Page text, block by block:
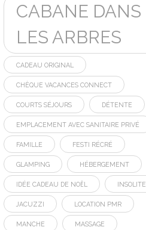
CABANE DANS
LES ARBRES
CADEAU ORIGINAL
CHÈQUE VACANCES CONNECT
COURTS SÉJOURS DÉTENTE
EMPLACEMENT AVEC SANITAIRE PRIVÉ
FAMILLE FESTI RÉCRÉ
GLAMPING HÉBERGEMENT
IDÉE CADEAU DE NOËL INSOLITE
JACUZZI LOCATION PMR
MANCHE MASSAGE